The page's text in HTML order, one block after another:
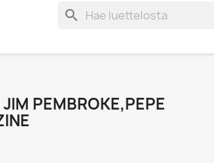
search
PEMBROKE,PEPE